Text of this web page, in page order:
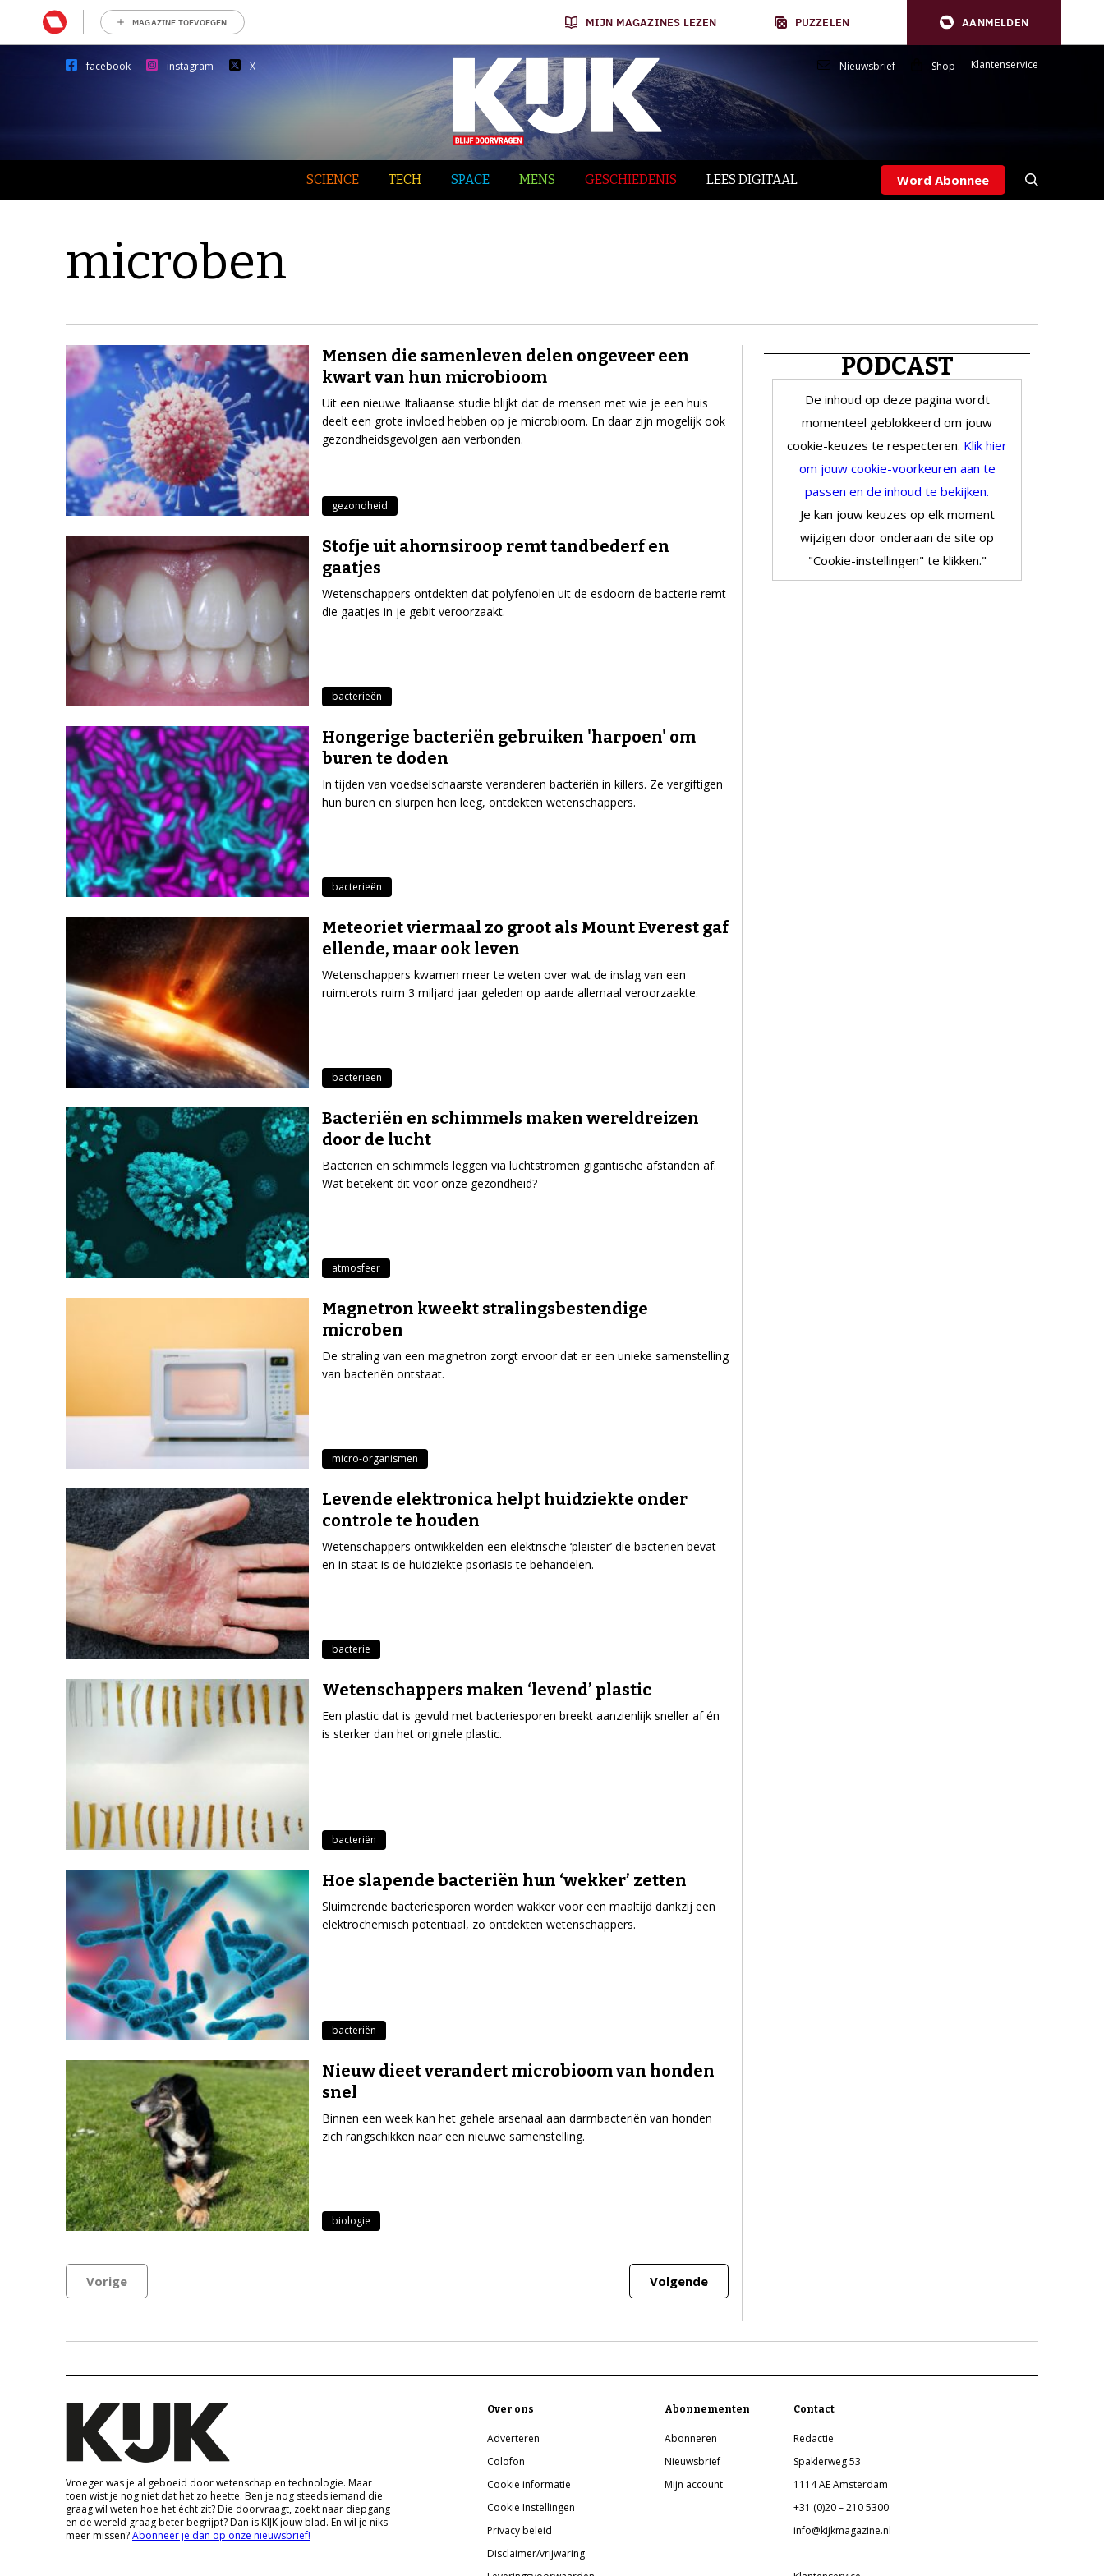
MAGAZINE TOEVOEGEN MIJN MAGAZINES LEZEN PUZZELEN AANMELDEN
facebook instagram X Nieuwsbrief Shop Klantenservice
SCIENCE TECH SPACE MENS GESCHIEDENIS LEES DIGITAAL Word Abonnee
microben
Mensen die samenleven delen ongeveer een
kwart van hun microbioom
Uit een nieuwe Italiaanse studie blijkt dat de mensen met wie je een huis
deelt een grote invloed hebben op je microbioom. En daar zijn mogelijk ook
gezondheidsgevolgen aan verbonden.
gezondheid
Stofje uit ahornsiroop remt tandbederf en
gaatjes
Wetenschappers ontdekten dat polyfenolen uit de esdoorn de bacterie remt
die gaatjes in je gebit veroorzaakt.
bacterieën
Hongerige bacteriën gebruiken 'harpoen' om
buren te doden
In tijden van voedselschaarste veranderen bacteriën in killers. Ze vergiftigen
hun buren en slurpen hen leeg, ontdekten wetenschappers.
bacterieën
Meteoriet viermaal zo groot als Mount Everest gaf
ellende, maar ook leven
Wetenschappers kwamen meer te weten over wat de inslag van een
ruimterots ruim 3 miljard jaar geleden op aarde allemaal veroorzaakte.
bacterieën
Bacteriën en schimmels maken wereldreizen
door de lucht
Bacteriën en schimmels leggen via luchtstromen gigantische afstanden af.
Wat betekent dit voor onze gezondheid?
atmosfeer
Magnetron kweekt stralingsbestendige
microben
De straling van een magnetron zorgt ervoor dat er een unieke samenstelling
van bacteriën ontstaat.
micro-organismen
Levende elektronica helpt huidziekte onder
controle te houden
Wetenschappers ontwikkelden een elektrische ‘pleister’ die bacteriën bevat
en in staat is de huidziekte psoriasis te behandelen.
bacterie
Wetenschappers maken ‘levend’ plastic
Een plastic dat is gevuld met bacteriesporen breekt aanzienlijk sneller af én
is sterker dan het originele plastic.
bacteriën
Hoe slapende bacteriën hun ‘wekker’ zetten
Sluimerende bacteriesporen worden wakker voor een maaltijd dankzij een
elektrochemisch potentiaal, zo ontdekten wetenschappers.
bacteriën
Nieuw dieet verandert microbioom van honden
snel
Binnen een week kan het gehele arsenaal aan darmbacteriën van honden
zich rangschikken naar een nieuwe samenstelling.
biologie
Vorige Volgende
PODCAST
De inhoud op deze pagina wordt
momenteel geblokkeerd om jouw
cookie-keuzes te respecteren. Klik hier
om jouw cookie-voorkeuren aan te
passen en de inhoud te bekijken.
Je kan jouw keuzes op elk moment
wijzigen door onderaan de site op
"Cookie-instellingen" te klikken."
Vroeger was je al geboeid door wetenschap en technologie. Maar
toen wist je nog niet dat het zo heette. Ben je nog steeds iemand die
graag wil weten hoe het écht zit? Die doorvraagt, zoekt naar diepgang
en de wereld graag beter begrijpt? Dan is KIJK jouw blad. En wil je niks
meer missen?Abonneer je dan op onze nieuwsbrief!
Over ons
Adverteren
Colofon
Cookie informatie
Cookie Instellingen
Privacy beleid
Disclaimer/vrijwaring
Abonnementen
Abonneren
Nieuwsbrief
Mijn account
Contact
Redactie
Spaklerweg 53
1114 AE Amsterdam
+31 (0)20 – 210 5300
info@kijkmagazine.nl